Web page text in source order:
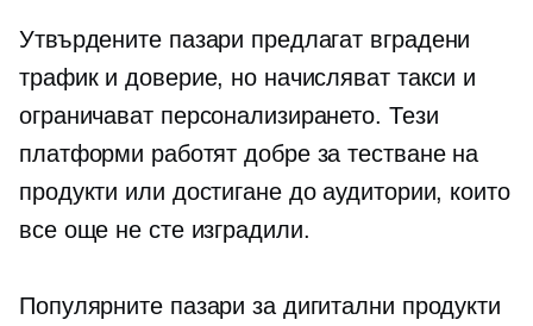
Утвърдените пазари предлагат вградени
трафик и доверие, но начисляват такси и
ограничават персонализирането. Тези
платформи работят добре за тестване на
продукти или достигане до аудитории, които
все още не сте изградили.
Популярните пазари за дигитални продукти